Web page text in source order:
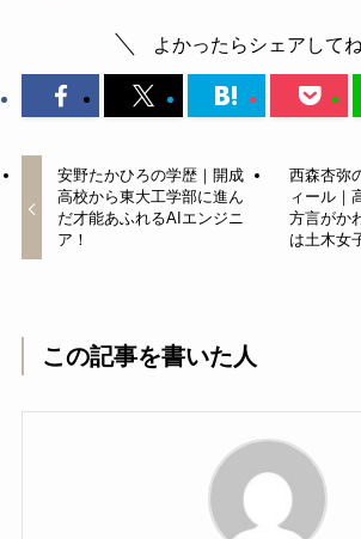
よかったらシェアしてね
安野たかひろの学歴｜開成
高校から東大工学部に進ん
だ才能あふれるAIエンジニ
ア！
西森杏弥
ィール｜
方言がか
は土木女
この記事を書いた人